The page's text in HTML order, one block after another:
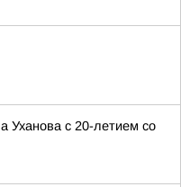
Уханова с 20-летием со